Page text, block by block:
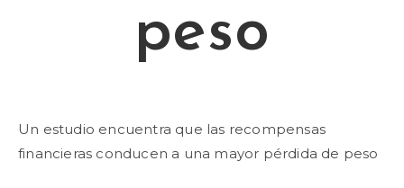
peso
Un estudio encuentra que las recompensas
financieras conducen a una mayor pérdida de peso